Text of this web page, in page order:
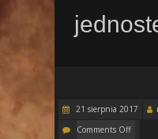
21 sierpnia 2017
Comments Off